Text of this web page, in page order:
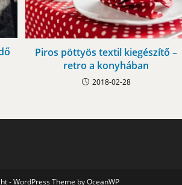
Piros pöttyös textil kiegészítő –
retro a konyhában
2018-02-28
- WordPress Theme by OceanWP